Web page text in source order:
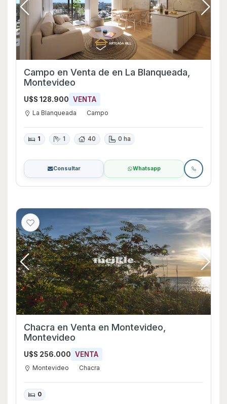
Campo en Venta de en La Blanqueada,
Montevideo
U$S 128.900 VENTA
La Blanqueada Campo
1 1 40 0 ha
Consultar Whatsapp
Chacra en Venta en Montevideo,
Montevideo
U$S 256.000 VENTA
Montevideo Chacra
0